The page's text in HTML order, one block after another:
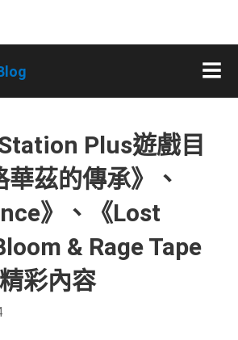
Plus遊戲目
茲的傳承》、
》、《Lost
& Rage Tape
彩內容